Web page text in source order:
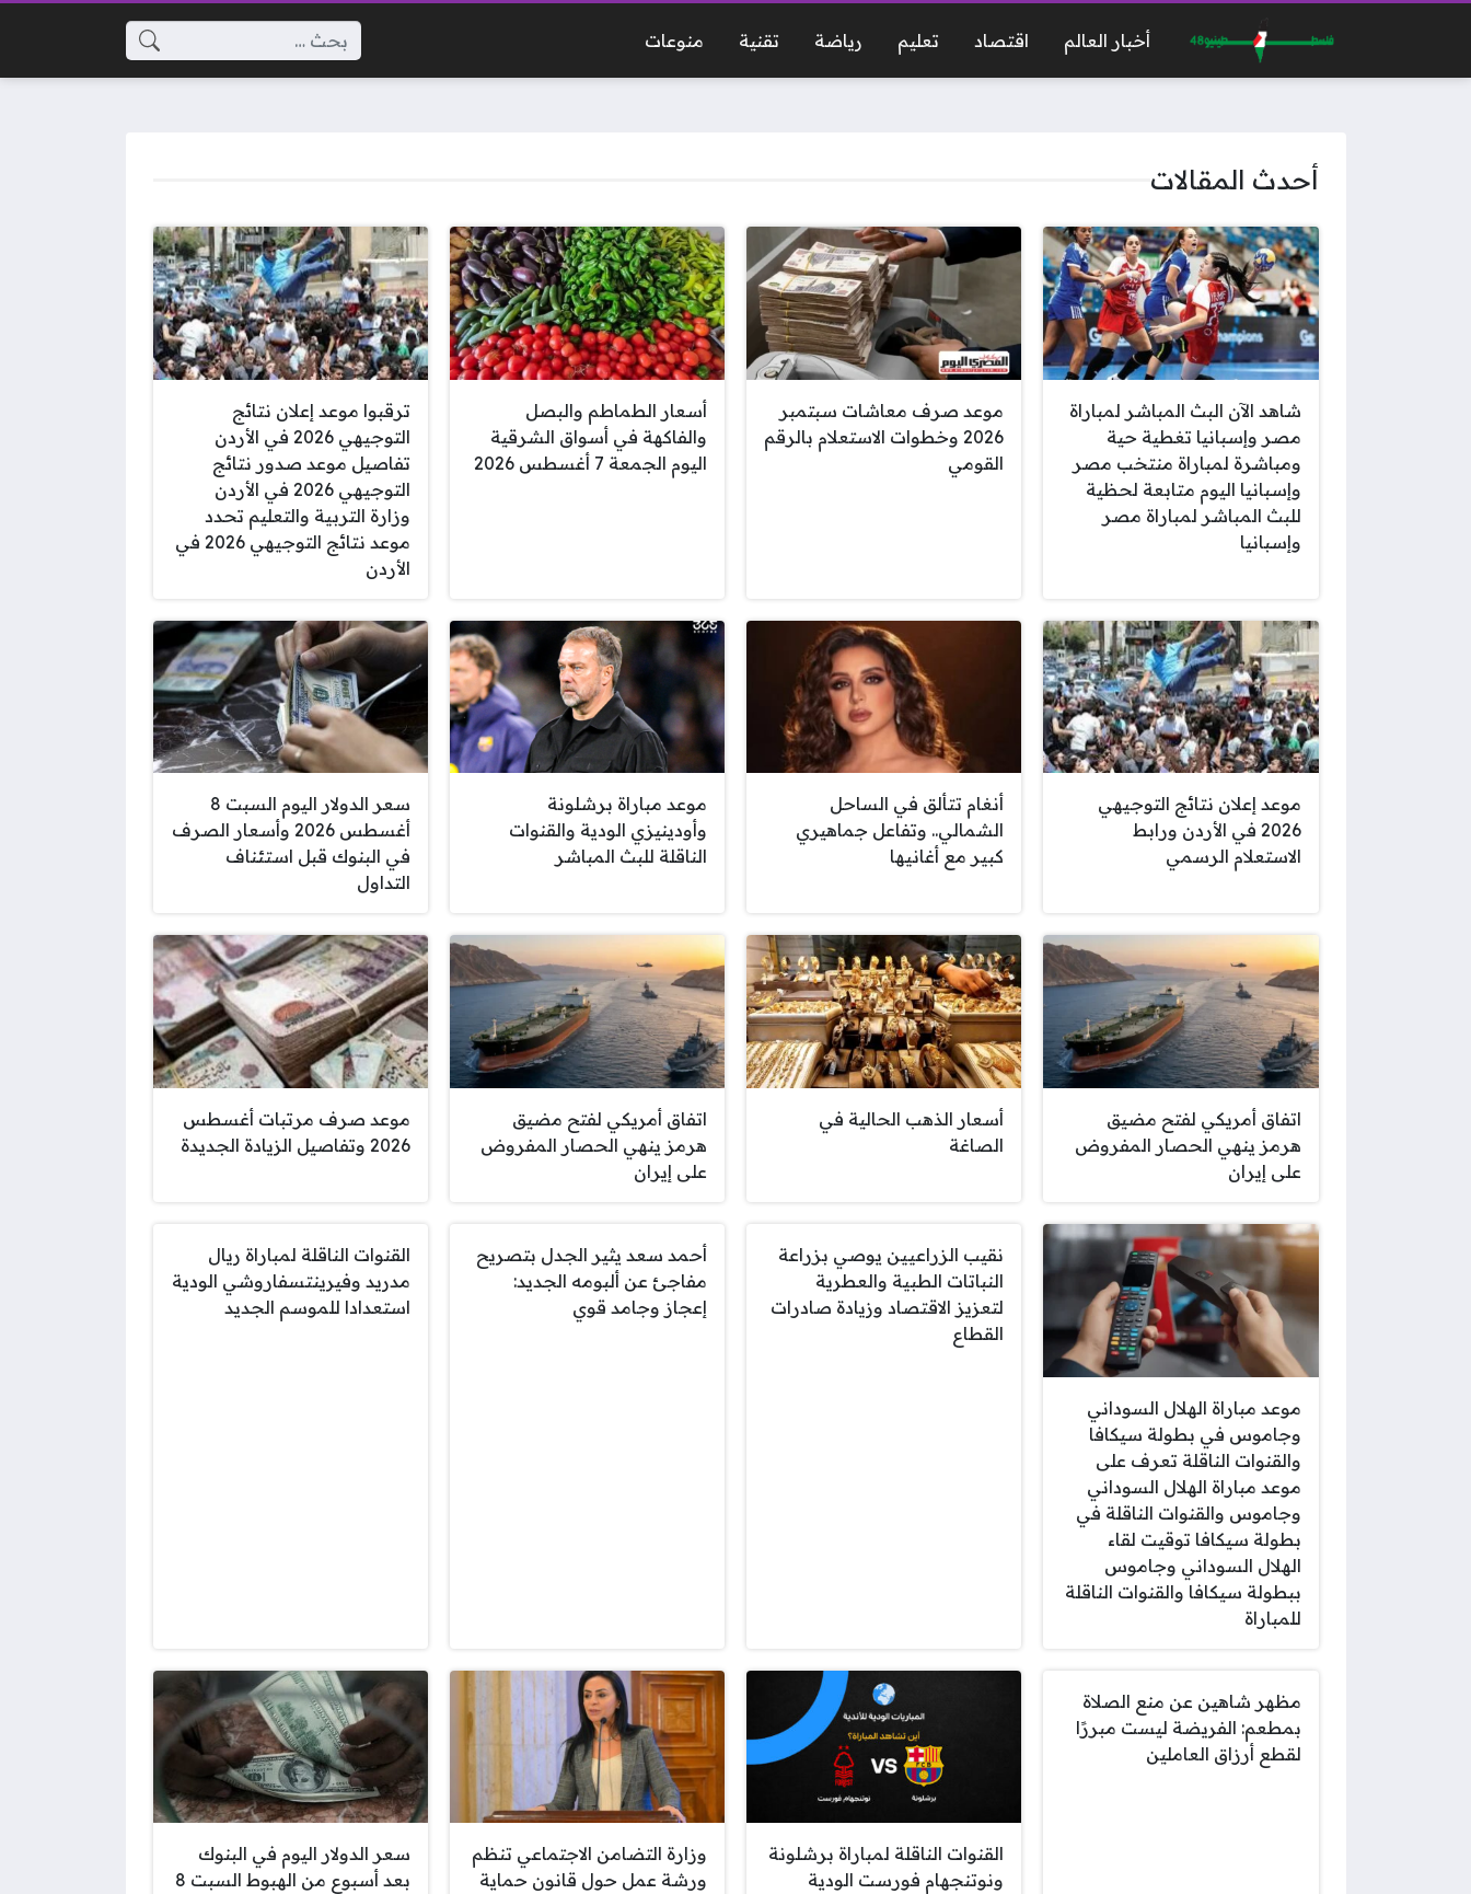
أخبار العالم اقتصاد تعليم رياضة تقنية منوعات البحث عن:
أحدث المقالات
شاهد الآن البث المباشر لمباراة
مصر وإسبانيا تغطية حية
ومباشرة لمباراة منتخب مصر
وإسبانيا اليوم متابعة لحظية
للبث المباشر لمباراة مصر
وإسبانيا
موعد صرف معاشات سبتمبر
2026 وخطوات الاستعلام بالرقم
القومي
أسعار الطماطم والبصل
والفاكهة في أسواق الشرقية
اليوم الجمعة 7 أغسطس 2026
ترقبوا موعد إعلان نتائج
التوجيهي 2026 في الأردن
تفاصيل موعد صدور نتائج
التوجيهي 2026 في الأردن
وزارة التربية والتعليم تحدد
موعد نتائج التوجيهي 2026 في
الأردن
موعد إعلان نتائج التوجيهي
2026 في الأردن ورابط
الاستعلام الرسمي
أنغام تتألق في الساحل
الشمالي.. وتفاعل جماهيري
كبير مع أغانيها
موعد مباراة برشلونة
وأودينيزي الودية والقنوات
الناقلة للبث المباشر
سعر الدولار اليوم السبت 8
أغسطس 2026 وأسعار الصرف
في البنوك قبل استئناف
التداول
اتفاق أمريكي لفتح مضيق
هرمز ينهي الحصار المفروض
على إيران
أسعار الذهب الحالية في
الصاغة
اتفاق أمريكي لفتح مضيق
هرمز ينهي الحصار المفروض
على إيران
موعد صرف مرتبات أغسطس
2026 وتفاصيل الزيادة الجديدة
موعد مباراة الهلال السوداني
وجاموس في بطولة سيكافا
والقنوات الناقلة تعرف على
موعد مباراة الهلال السوداني
وجاموس والقنوات الناقلة في
بطولة سيكافا توقيت لقاء
الهلال السوداني وجاموس
ببطولة سيكافا والقنوات الناقلة
للمباراة
نقيب الزراعيين يوصي بزراعة
النباتات الطبية والعطرية
لتعزيز الاقتصاد وزيادة صادرات
القطاع
أحمد سعد يثير الجدل بتصريح
مفاجئ عن ألبومه الجديد:
إعجاز وجامد قوي
القنوات الناقلة لمباراة ريال
مدريد وفيرينتسفاروشي الودية
استعدادا للموسم الجديد
مظهر شاهين عن منع الصلاة
بمطعم: الفريضة ليست مبررًا
لقطع أرزاق العاملين
القنوات الناقلة لمباراة برشلونة
ونوتنجهام فورست الودية
وزارة التضامن الاجتماعي تنظم
ورشة عمل حول قانون حماية
سعر الدولار اليوم في البنوك
بعد أسبوع من الهبوط السبت 8